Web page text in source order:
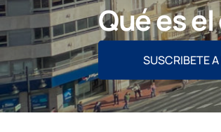
Qué es
SUSCRIBETE